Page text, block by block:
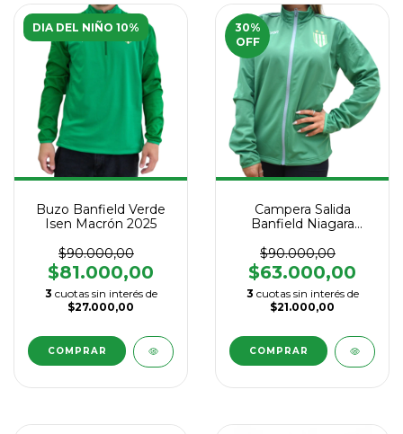
DIA DEL NIÑO 10%
Buzo Banfield Verde
Isen Macrón 2025
$90.000,00
$81.000,00
3 cuotas sin interés de
$27.000,00
COMPRAR
30%
OFF
Campera Salida
Banfield Niagara
$90.000,00
$63.000,00
3 cuotas sin interés de
$21.000,00
COMPRAR